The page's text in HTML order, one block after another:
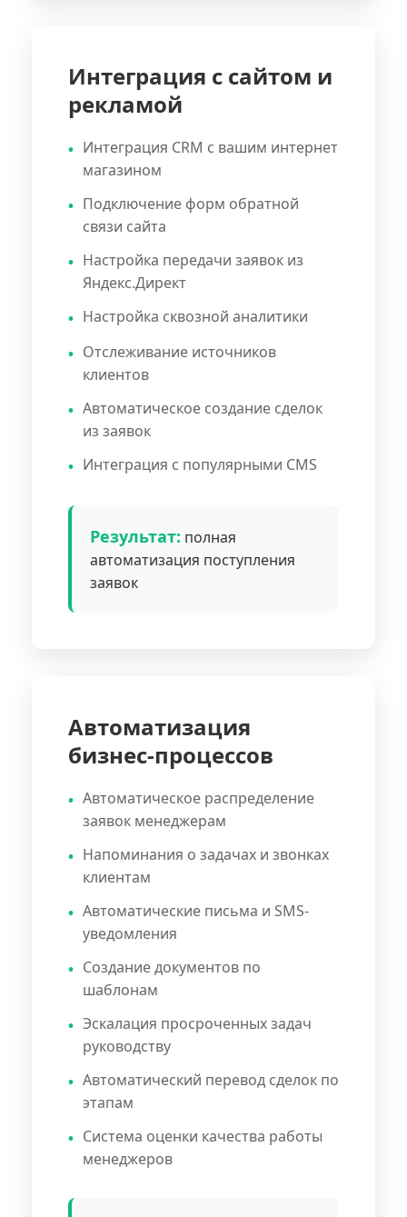
Интеграция с сайтом и
рекламой
Интеграция CRM с вашим интернет
магазином
Подключение форм обратной
связи сайта
Настройка передачи заявок из
Яндекс.Директ
Настройка сквозной аналитики
Отслеживание источников
клиентов
Автоматическое создание сделок
из заявок
Интеграция с популярными CMS
Результат: полная
автоматизация поступления
заявок
Автоматизация
бизнес-процессов
Автоматическое распределение
заявок менеджерам
Напоминания о задачах и звонках
клиентам
Автоматические письма и SMS-
уведомления
Создание документов по
шаблонам
Эскалация просроченных задач
руководству
Автоматический перевод сделок по
этапам
Система оценки качества работы
менеджеров